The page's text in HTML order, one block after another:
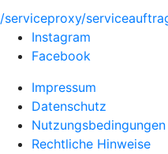
/serviceproxy/
Instagram
Facebook
Impressum
Datenschutz
Nutzungsbedingungen
Rechtliche Hinweise